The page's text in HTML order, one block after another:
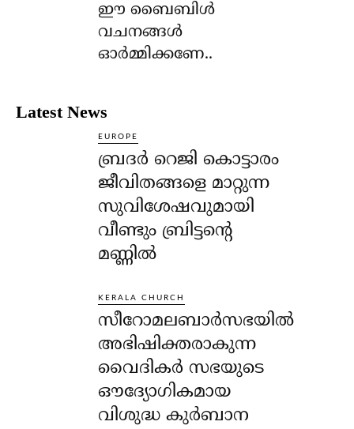
ഈ ബൈബിള്‍
വചനങ്ങള്‍
ഓര്‍മ്മിക്കണേ..
Latest News
EUROPE
ബ്രദർ റെജി കൊട്ടാരം
ജീവിതങ്ങളെ മാറ്റുന്ന
സുവിശേഷവുമായി
വീണ്ടും ബ്രിട്ടന്റെ
മണ്ണിൽ
KERALA CHURCH
സീറോമലബാർസഭയിൽ
അഭിഷിക്തരാകുന്ന
വൈദികർ സഭയുടെ
ഔദ്യോഗികമായ
വിശുദ്ധ കുർബാന